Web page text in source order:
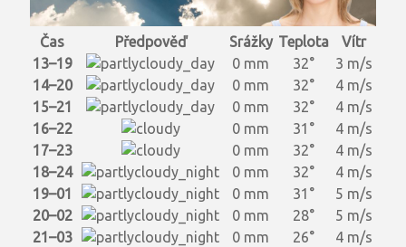
Čas Předpověď Srážky Teplota
Vítr
13–19
0 mm 32°
3 m/s
14–20
0 mm 32°
4 m/s
15–21
0 mm 32°
4 m/s
16–22
0 mm 31°
4 m/s
17–23
0 mm 32°
4 m/s
18–24
0 mm 32°
4 m/s
19–01
0 mm 31°
5 m/s
20–02
0 mm 28°
5 m/s
21–03
0 mm 26°
4 m/s